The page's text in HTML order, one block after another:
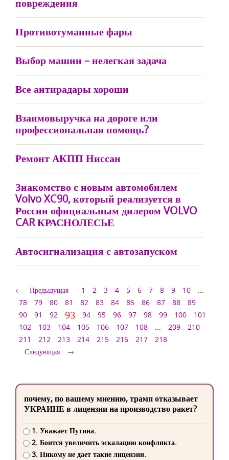
повреждения
Противотуманные фары
Выбор машин – нелегкая задача
Все антирадары хороши
Взаимовыручка на дороге или
профессиональная помощь?
Ремонт АКПП Ниссан
Знакомство с новым автомобилем
Volvo XC90, который реализуется в
России официальным дилером VOLVO
CAR КРАСНОЛЕСЬЕ
Автосигнализация с автозапуском
Предыдущая 1 2 3 4 5 6 7 8 9 10
...
78
79 80 81 82 83 84 85 86 87 88
89
90
91 92 93 94 95 96 97 98 99 100
101
102
103 104 105 106 107 108 ... 209
210
211
212 213 214 215 216 217
218
Следующая
почему, по вашему мнению, трамп отказывает
УКРАИНЕ в лицензии на производство ракет?
1. Уважает Путина.
2. Боится увеличить эскалацию конфликта.
3. Никому не дает такие лицензии.